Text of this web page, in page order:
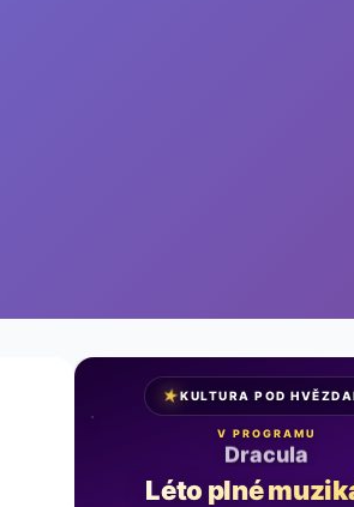
★KULTURA POD
V PROGRAMU
Noc na Karlštejně
Léto plné